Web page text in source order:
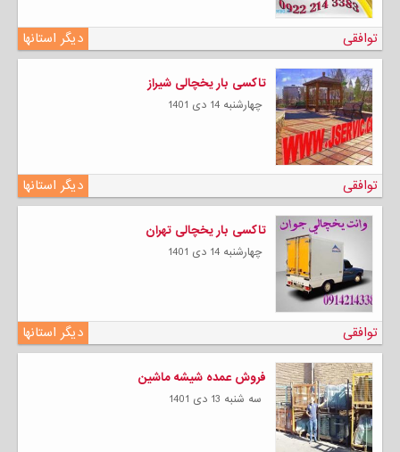
دیگر استانها توافقی
تاکسی بار یخچالی شیراز
چهارشنبه 14 دی 1401
دیگر استانها توافقی
تاکسی بار یخچالی تهران
چهارشنبه 14 دی 1401
دیگر استانها توافقی
فروش عمده شیشه ماشین
سه شنبه 13 دی 1401